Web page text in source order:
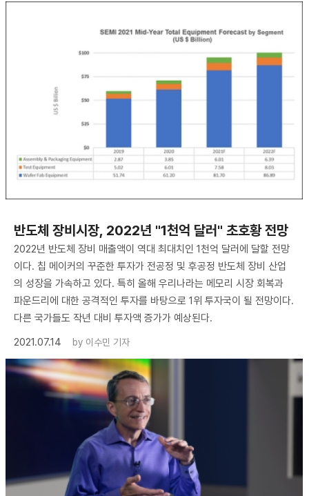
반도체 장비시장, 2022년 "1천억 달러" 초호황 전망
2022년 반도체 장비 매출액이 역대 최대치인 1천억 달러에 달할 전망
이다. 칩 메이커의 꾸준한 투자가 전공정 및 후공정 반도체 장비 산업
의 성장을 가속하고 있다. 특히 올해 우리나라는 메모리 시장 회복과
파운드리에 대한 공격적인 투자를 바탕으로 1위 투자국이 될 전망이다.
다른 국가들도 작년 대비 투자액 증가가 예상된다.
2021.07.14
by 이수민 기자